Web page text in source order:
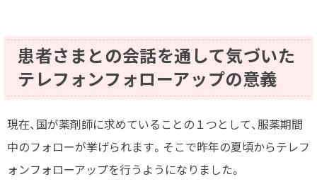
患者さまとの会話を通して気づいた
テレフォンフォローアップの意義
現在、国が薬剤師に求めていることの１つとして、服薬期間
中のフォローが挙げられます。そこで昨年の夏頃からテレフ
ォンフォローアップを行うようになりました。